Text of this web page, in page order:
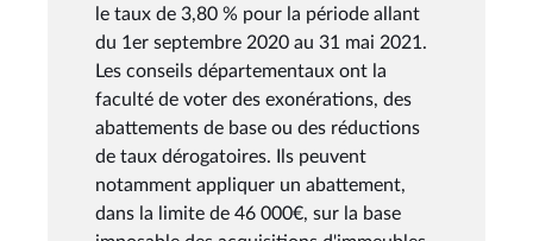
le taux de 3,80 % pour la période allant
du 1er septembre 2020 au 31 mai 2021.
Les conseils départementaux ont la
faculté de voter des exonérations, des
abattements de base ou des réductions
de taux dérogatoires. Ils peuvent
notamment appliquer un abattement,
dans la limite de 46 000€, sur la base